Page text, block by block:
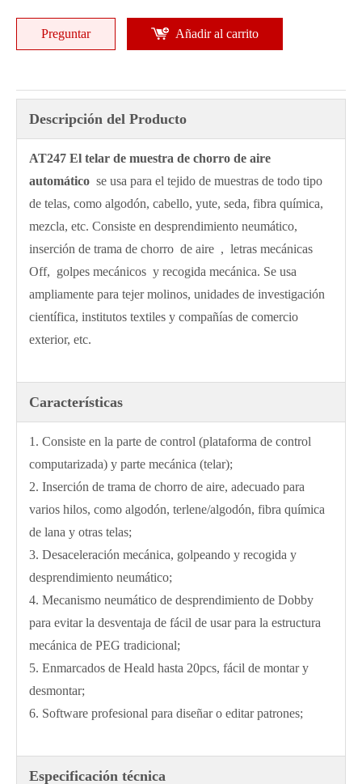
Preguntar Añadir al carrito
Descripción del Producto
AT247 El telar de muestra de chorro de aire
automático se usa para el tejido de muestras de todo tipo
de telas, como algodón, cabello, yute, seda, fibra química,
mezcla, etc. Consiste en desprendimiento neumático,
inserción de trama de chorro de aire , letras mecánicas
Off, golpes mecánicos y recogida mecánica. Se usa
ampliamente para tejer molinos, unidades de investigación
científica, institutos textiles y compañías de comercio
exterior, etc.
Características
1. Consiste en la parte de control (plataforma de control
computarizada) y parte mecánica (telar);
2. Inserción de trama de chorro de aire, adecuado para
varios hilos, como algodón, terlene/algodón, fibra química
de lana y otras telas;
3. Desaceleración mecánica, golpeando y recogida y
desprendimiento neumático;
4. Mecanismo neumático de desprendimiento de Dobby
para evitar la desventaja de fácil de usar para la estructura
mecánica de PEG tradicional;
5. Enmarcados de Heald hasta 20pcs, fácil de montar y
desmontar;
6. Software profesional para diseñar o editar patrones;
Especificación técnica